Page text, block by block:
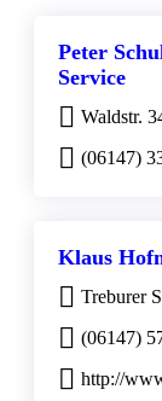
Peter
Service
Waldstr.
(06147)
Klaus
Treburer
(06147)
http://